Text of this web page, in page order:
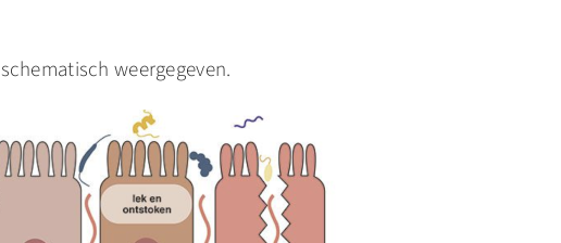
weergegeven.